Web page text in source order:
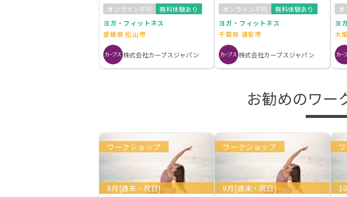
オンライン不可
無料体験あり
ヨガ・フィットネス
愛媛県 松山市
株式会社カーブスジャパン
オンライン不可
無料体験あり
ヨガ・フィットネス
千葉県 浦安市
株式会社カーブスジャパン
ヨ
大
お勧めのワー
ワークショップ
8月[週末・祝日]
ワークショップ
9月[週末・祝日]